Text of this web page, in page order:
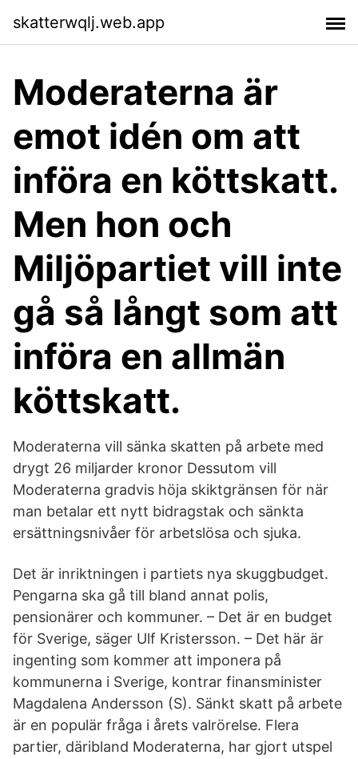
skatterwqlj.web.app
Moderaterna är
emot idén om att
införa en köttskatt.
Men hon och
Miljöpartiet vill inte
gå så långt som att
införa en allmän
köttskatt.
Moderaterna vill sänka skatten på arbete med
drygt 26 miljarder kronor Dessutom vill
Moderaterna gradvis höja skiktgränsen för när
man betalar ett nytt bidragstak och sänkta
ersättningsnivåer för arbetslösa och sjuka.
Det är inriktningen i partiets nya skuggbudget.
Pengarna ska gå till bland annat polis,
pensionärer och kommuner. – Det är en budget
för Sverige, säger Ulf Kristersson. – Det här är
ingenting som kommer att imponera på
kommunerna i Sverige, kontrar finansminister
Magdalena Andersson (S). Sänkt skatt på arbete
är en populär fråga i årets valrörelse. Flera
partier, däribland Moderaterna, har gjort utspel